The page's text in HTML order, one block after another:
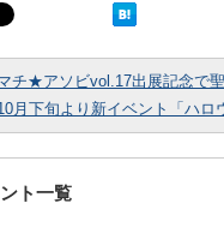
チ★アソビvol.17出展記念で聖晶石10個プ
月下旬より新イベント「ハロウィン・カムバック！超極☆大
ト一覧